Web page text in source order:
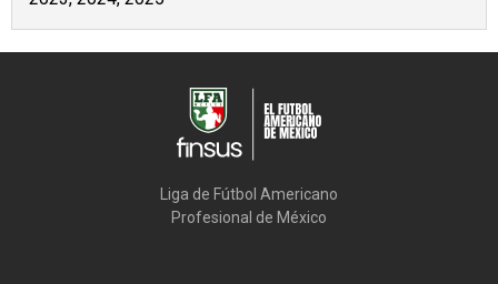
Liga de Fútbol Americano
Profesional de México